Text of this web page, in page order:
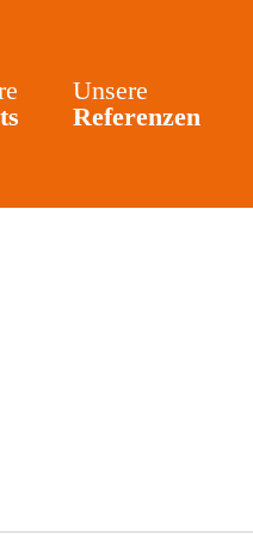
Unsere
Referenzen